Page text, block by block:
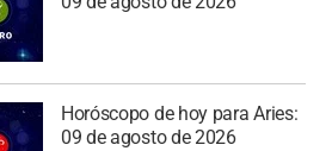
Horóscopo de hoy para Aries:
09 de agosto de 2026